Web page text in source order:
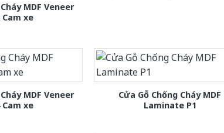
MDF Veneer
Cam xe
MDF Veneer
Cam xe
Cửa Gỗ Chống Cháy MDF
Laminate P1